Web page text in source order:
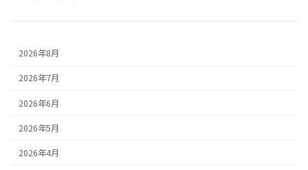
2026年8月
2026年7月
2026年6月
2026年5月
2026年4月